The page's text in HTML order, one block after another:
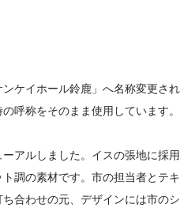
ケイホール鈴鹿」へ名称変更され
呼称をそのまま使用しています。
アルしました。イスの張地に採用
調の素材です。市の担当者とテキ
合わせの元、デザインには市のシ